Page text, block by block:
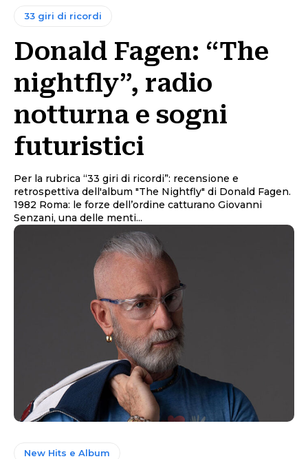
33 giri di ricordi
Donald Fagen: “The
nightfly”, radio
notturna e sogni
futuristici
Per la rubrica “33 giri di ricordi”: recensione e
retrospettiva dell'album "The Nightfly" di Donald Fagen.
1982 Roma: le forze dell’ordine catturano Giovanni
Senzani, una delle menti...
New Hits e Album